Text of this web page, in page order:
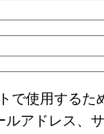
で使用するた
ルアドレス、